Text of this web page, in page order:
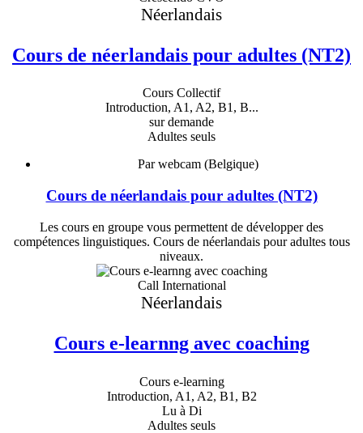
Néerlandais
Cours de néerlandais pour adultes (NT2)
Cours Collectif
Introduction, A1, A2, B1, B...
sur demande
Adultes seuls
Par webcam (Belgique)
Cours de néerlandais pour adultes (NT2)
Les cours en groupe vous permettent de développer des
compétences linguistiques. Cours de néerlandais pour adultes tous
niveaux.
Call International
Néerlandais
Cours e-learnng avec coaching
Cours e-learning
Introduction, A1, A2, B1, B2
Lu à Di
Adultes seuls